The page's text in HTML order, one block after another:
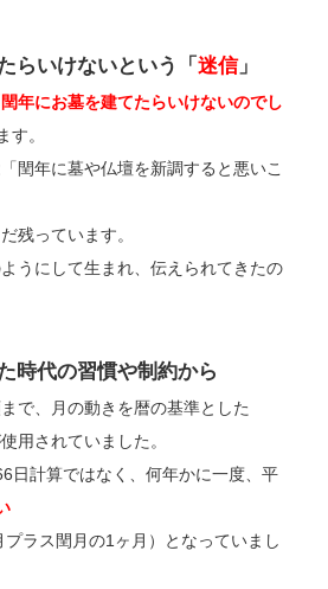
らいけないという「迷信」
閏年にお墓を建てたらいけないのでし
す。
閏年に墓や仏壇を新調すると悪いこ
残っています。
うにして生まれ、伝えられてきたの
時代の習慣や制約から
で、月の動きを暦の基準とした
用されていました。
日計算ではなく、何年かに一度、平
プラス閏月の1ヶ月）となっていまし